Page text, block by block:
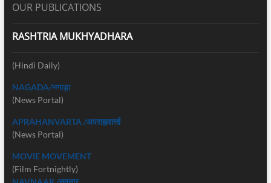
OUR PUBLICATIONS
RASHTRIA MUKHYADHARA
(Hindi Daily)
NAGADA/नगाड़ा
(News Portal)
APRAHANVARTA /अपराह्नवार्त्ता
(News Portal)
MOVIE MOVEMENT
(Film Fortnightly)